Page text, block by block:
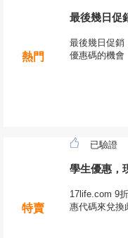
熱門
最後幾日促
最後幾日促銷
優惠碼的機會
特賣
已驗證
學生優惠，
17life.com 9
惠代碼來兌換